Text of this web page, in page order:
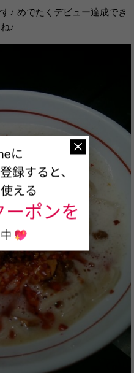
♪ めでたくデビュー達成でき
♪